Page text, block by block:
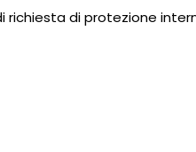
di protezione